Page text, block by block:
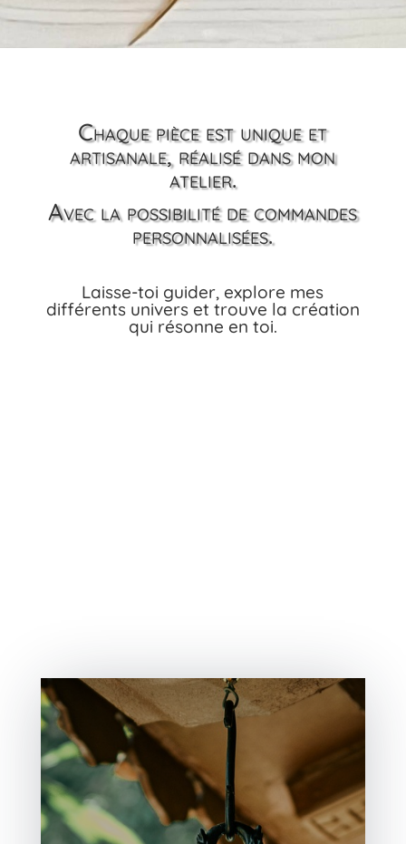
Chaque pièce est unique et
artisanale, réalisé dans mon
atelier.
Avec la possibilité de commandes
personnalisées.
Laisse-toi guider, explore mes
différents univers et trouve la création
qui résonne en toi.